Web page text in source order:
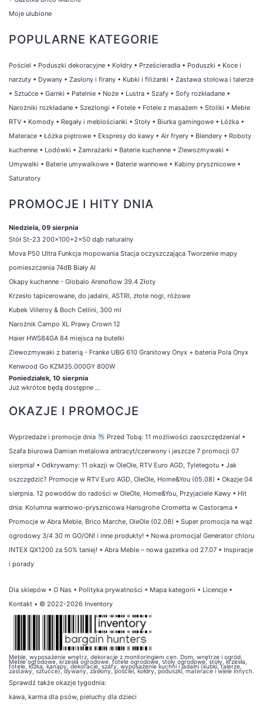
Moje ulubione
POPULARNE KATEGORIE
Pościel • Poduszki dekoracyjne • Kołdry • Prześcieradła • Poduszki • Koce i
narzuty • Dywany • Zasłony i firany • Kubki i filiżanki • Zastawa stołowa i talerze
• Sztućce • Garnki • Patelnie • Noże • Lustra • Szafy • Sofy rozkładane •
Narożniki rozkładane • Szezlongi • Fotele • Fotele z masażem • Stoliki • Meble
RTV • Komody • Regały i meblościanki • Stoły • Biurka gamingowe • Łóżka •
Materace • Łóżka piętrowe • Ekspresy do kawy • Air fryery • Blendery • Roboty
kuchenne • Lodówki • Zamrażarki • Baterie kuchenne • Zlewozmywaki •
Umywalki • Baterie umywalkowe • Baterie wannowe • Kabiny prysznicowe •
Saturatory
PROMOCJE I HITY DNIA
Niedziela, 09 sierpnia
Stół St-23 200x100+2x50 dąb naturalny
Mova P50 Ultra Funkcja mopowania Stacja oczyszczająca Tworzenie mapy
pomieszczenia 74dB Biały AI
Okapy kuchenne - Globalo Arenoflow 39.4 Złoty
Krzesło tapicerowane, do jadalni, ASTRI, złote nogi, różowe
Kubek Villeroy & Boch Cellini, 300 ml
Narożnik Campo XL Prawy Crown 12
Haier HWS84GA 84 miejsca na butelki
Zlewozmywaki z baterią - Franke UBG 610 Granitowy Onyx + bateria Pola Onyx
Kenwood Go KZM35.000GY 800W
Poniedziałek, 10 sierpnia
Już wkrótce będą dostępne ...
OKAZJE I PROMOCJE
Wyprzedaże i promocje dnia Przed Tobą: 11 możliwości zaoszczędzenia!•
Szafa biurowa Damian metalowa antracyt/czerwony i jeszcze 7 promocji 07
sierpnia! • Odkrywamy: 11 okazji w OleOle, RTV Euro AGD, Tyletegotu • Jak
oszczędzić? Promocje w RTV Euro AGD, OleOle, Home&You (05.08) • Okazje 04
sierpnia. 12 powodów do radości w OleOle, Home&You, Przyjaciele Kawy • Hit
dnia: Kolumna wannowo-prysznicowa Hansgrohe Crometta w Castorama •
Promocje w Abra Meble, Brico Marche, OleOle (02.08) • Super promocja na wąż
ogrodowy 3/4 30 m GO/ON! i inne produkty! • Nowa promocja! Generator chloru
INTEX QX1200 za 50% taniej! • Abra Meble – nowa gazetka od 27.07 • Inspiracje
i porady
Dla sklepów • O Nas • Polityka prywatności • Mapa kategorii • Licencje •
Kontakt • © 2022-2026 Inventory
Meble, wyposażenie wnętrz, dekoracje z monitoringiem cen. Dom, wnętrze i ogród.
Meble ogrodowe, krzesła ogrodowe, fotele ogrodowe, stoły ogrodowe, stoły, krzesła,
fotele, łóżka, kanapy, dekoracje, szafy, wyposażenie kuchni i jadalni (kubki, talerze,
zastawy, sztućce), dywany, zasłony, pościel, kołdry, poduszki, materace i wiele innych.
Sprawdź także okazje tygodnia:
kawa, karma dla psów, pieluchy dla dzieci